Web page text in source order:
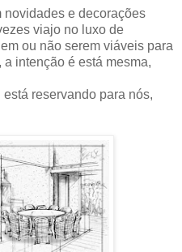
novidades e decorações
viajo no luxo de
ou não serem viáveis para
intenção é está mesma,
reservando para nós,